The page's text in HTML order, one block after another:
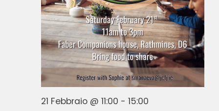
21 Febbraio @ 11:00 - 15:00